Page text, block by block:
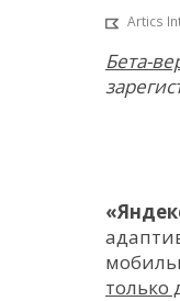
Artics
Бета-
только